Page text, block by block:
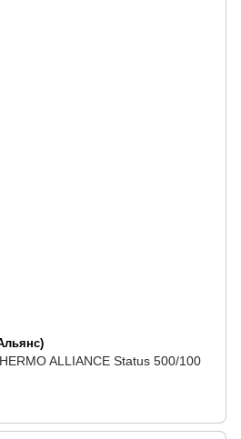
ALLIANCE Status 500/100